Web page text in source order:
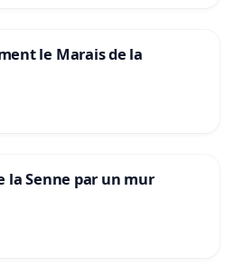
le Marais de la
la Senne par un mur